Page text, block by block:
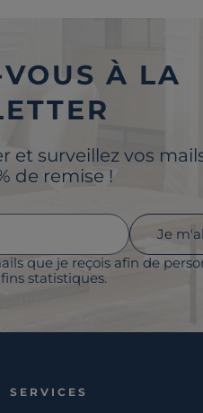
À LA
et surveillez vos
de remise !
que je reçois afin de
statistiques.
Je
SERVICES